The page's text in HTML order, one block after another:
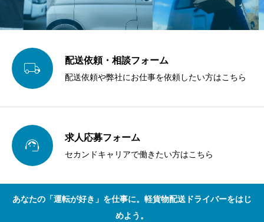
 配送依頼・相談フォーム
配送依頼や弊社にお仕事を依頼したい方はこちら
 求人応募フォーム
セカンドキャリアで働きたい方はこちら
あなたの「運転が好き」を仕事に。軽貨物配送ドライバーをはじ
めよう。